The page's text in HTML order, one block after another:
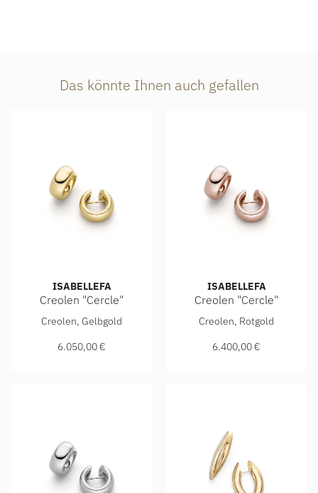
Das könnte Ihnen auch gefallen
ISABELLEFA
Creolen "Cercle"
IsabelleFa Creolen "Cercle", Ref: 07318/SCREOLE-GG,
Creolen, Gelbgold
6.050,00 €
ISABELLEFA
Creolen "Cercle"
IsabelleFa Creolen
Creolen, Rotgold
6.400,00 €